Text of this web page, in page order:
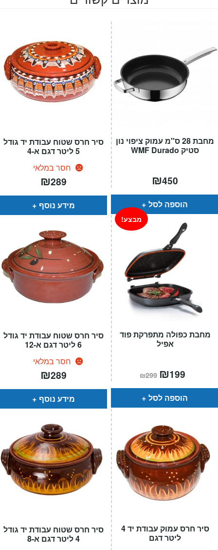
סיר חרס שטוח עבודת יד גודל
5 ליטר דגם א-4
חסר במלאי
₪289
מידע נוסף
מחבת 28 ס"מ עמוק ציפוי נון
סטיק WMF Durado
₪450
הוספה לסל
סיר חרס שטוח עבודת יד גודל
6 ליטר דגם א-12
חסר במלאי
₪289
מידע נוסף
מחבת כפולה מתפרקת פוד
אפיל
מבצע!
₪299 המחיר
המקורי
היה:
₪299.
₪199
הוא:
הוספה לסל
סיר חרס שטוח עבודת יד גודל
4 ליטר דגם א-8
סיר חרס עמוק עבודת יד 4
ליטר דגם